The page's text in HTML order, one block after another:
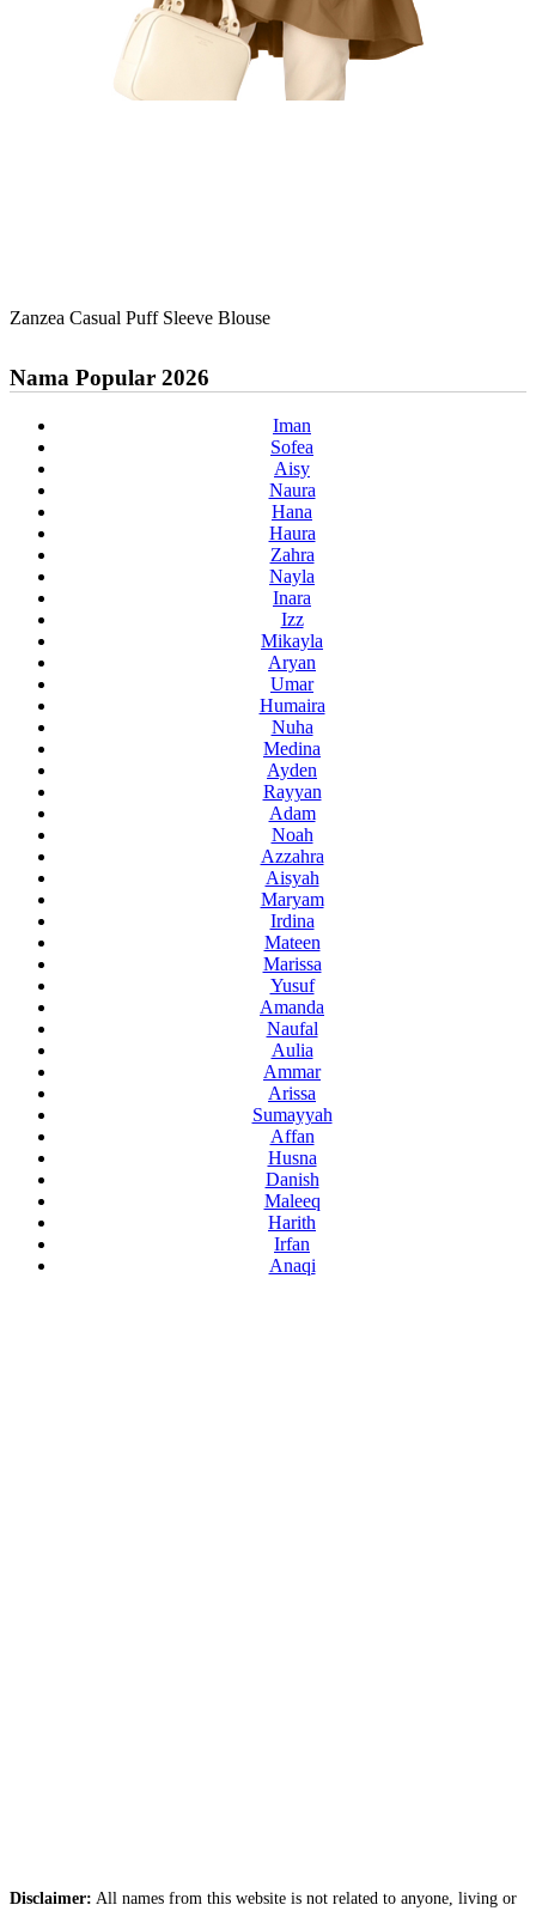
Zanzea Casual Puff Sleeve Blouse
Nama Popular 2026
Iman
Sofea
Aisy
Naura
Hana
Haura
Zahra
Nayla
Inara
Izz
Mikayla
Aryan
Umar
Humaira
Nuha
Medina
Ayden
Rayyan
Adam
Noah
Azzahra
Aisyah
Maryam
Irdina
Mateen
Marissa
Yusuf
Amanda
Naufal
Aulia
Ammar
Arissa
Sumayyah
Affan
Husna
Danish
Maleeq
Harith
Irfan
Anaqi
Disclaimer: All names from this website is not related to anyone, living or